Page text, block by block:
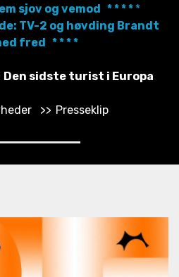
sjov og vemod * * * * *
TV-2 og høvding Brandt
fred * * * *
Den sidste turist i Europa
>> Presseklip